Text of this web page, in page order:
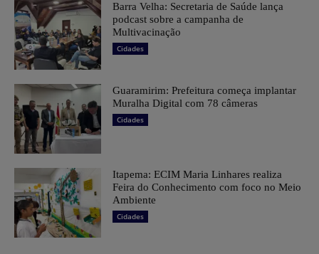
Barra Velha: Secretaria de Saúde lança
podcast sobre a campanha de
Multivacinação
Cidades
Guaramirim: Prefeitura começa implantar
Muralha Digital com 78 câmeras
Cidades
Itapema: ECIM Maria Linhares realiza
Feira do Conhecimento com foco no Meio
Ambiente
Cidades